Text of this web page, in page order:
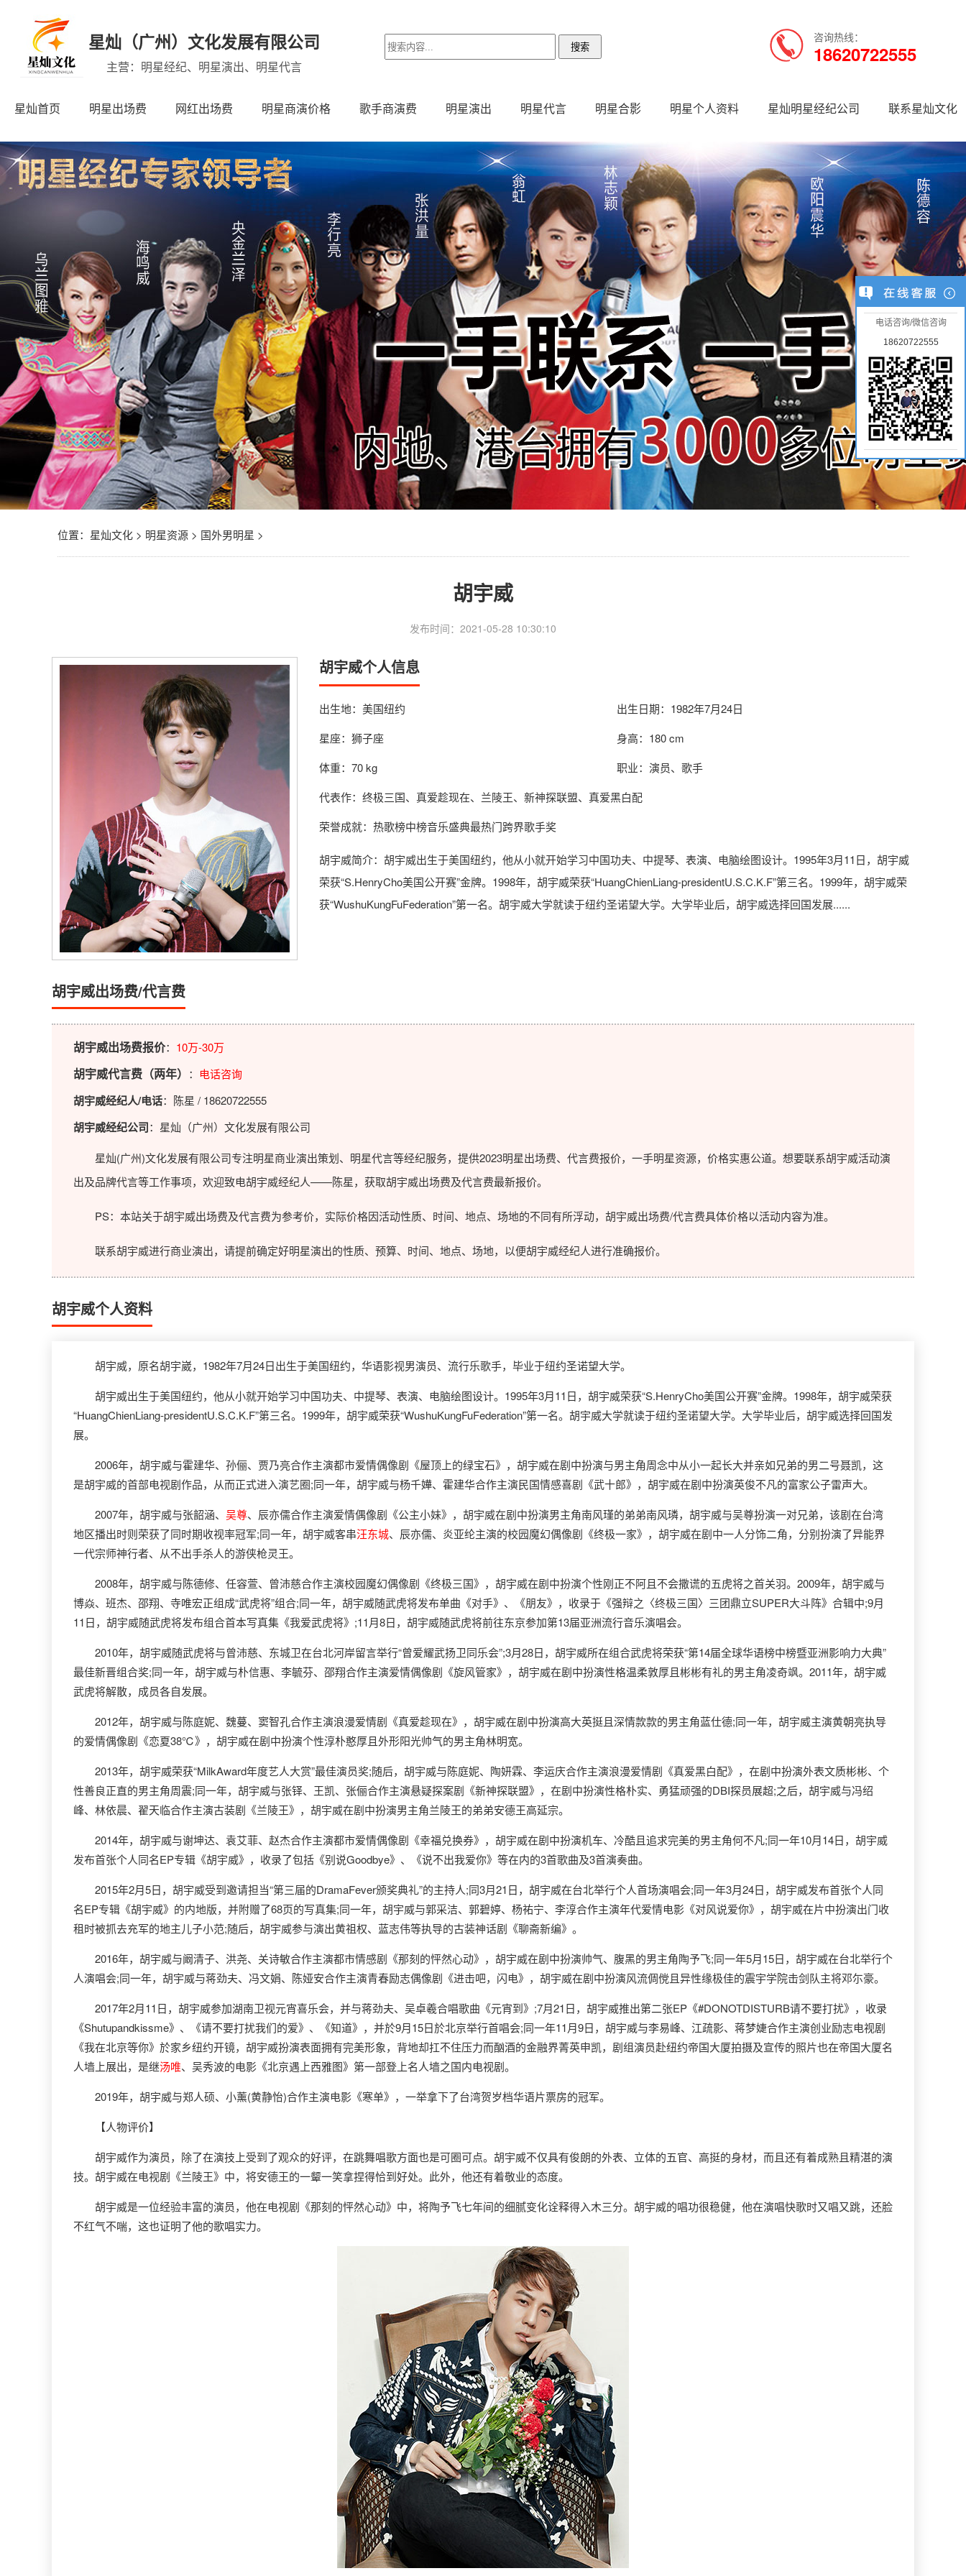
星灿（广州）文化发展有限公司
主营：明星经纪、明星演出、明星代言
咨询热线：
18620722555
星灿首页 明星出场费 网红出场费 明星商演价格 歌手商演费 明星演出 明星代言 明星合影 明星个人资料 星灿明星经纪公司 联系星灿文化
位置： 星灿文化> 明星资源> 国外男明星 >
胡宇威
发布时间：2021-05-28 10:30:10
胡宇威个人信息
出生地：美国纽约
出生日期：1982年7月24日
星座：狮子座
身高：180 cm
体重：70 kg
职业：演员、歌手
代表作：终极三国、真爱趁现在、兰陵王、新神探联盟、真爱黑白配
荣誉成就：热歌榜中榜音乐盛典最热门跨界歌手奖
胡宇威简介：胡宇威出生于美国纽约，他从小就开始学习中国功夫、中提琴、表演、电脑绘图设计。1995年3月11日，胡宇威
荣获“S.HenryCho美国公开赛”金牌。1998年，胡宇威荣获“HuangChienLiang-presidentU.S.C.K.F”第三名。1999年，胡宇威荣
获“WushuKungFuFederation”第一名。胡宇威大学就读于纽约圣诺望大学。大学毕业后，胡宇威选择回国发展......
胡宇威出场费/代言费
胡宇威出场费报价： 10万-30万
胡宇威代言费（两年） ： 电话咨询
胡宇威经纪人/电话：陈星 / 18620722555
胡宇威经纪公司：星灿（广州）文化发展有限公司
星灿(广州)文化发展有限公司专注明星商业演出策划、明星代言等经纪服务，提供2023明星出场费、代言费报价，一手明星资源，价格实惠公道。想要联系胡宇威活动演
出及品牌代言等工作事项，欢迎致电胡宇威经纪人——陈星，获取胡宇威出场费及代言费最新报价。
PS：本站关于胡宇威出场费及代言费为参考价，实际价格因活动性质、时间、地点、场地的不同有所浮动，胡宇威出场费/代言费具体价格以活动内容为准。
联系胡宇威进行商业演出，请提前确定好明星演出的性质、预算、时间、地点、场地，以便胡宇威经纪人进行准确报价。
胡宇威个人资料
胡宇威，原名胡宇崴，1982年7月24日出生于美国纽约，华语影视男演员、流行乐歌手，毕业于纽约圣诺望大学。
胡宇威出生于美国纽约，他从小就开始学习中国功夫、中提琴、表演、电脑绘图设计。1995年3月11日，胡宇威荣获“S.HenryCho美国公开赛”金牌。1998年，胡宇威荣获
“HuangChienLiang-presidentU.S.C.K.F”第三名。1999年，胡宇威荣获“WushuKungFuFederation”第一名。胡宇威大学就读于纽约圣诺望大学。大学毕业后，胡宇威选择回国发
展。
2006年，胡宇威与霍建华、孙俪、贾乃亮合作主演都市爱情偶像剧《屋顶上的绿宝石》，胡宇威在剧中扮演与男主角周念中从小一起长大并亲如兄弟的男二号聂凯，这
是胡宇威的首部电视剧作品，从而正式进入演艺圈;同一年，胡宇威与杨千嬅、霍建华合作主演民国情感喜剧《武十郎》，胡宇威在剧中扮演英俊不凡的富家公子雷声大。
2007年，胡宇威与张韶涵、 吴尊、辰亦儒合作主演爱情偶像剧《公主小妹》，胡宇威在剧中扮演男主角南风瑾的弟弟南风璘，胡宇威与吴尊扮演一对兄弟，该剧在台湾
地区播出时则荣获了同时期收视率冠军;同一年，胡宇威客串汪东城、辰亦儒、炎亚纶主演的校园魔幻偶像剧《终极一家》，胡宇威在剧中一人分饰二角，分别扮演了异能界
一代宗师神行者、从不出手杀人的游侠枪灵王。
2008年，胡宇威与陈德修、任容萱、曾沛慈合作主演校园魔幻偶像剧《终极三国》，胡宇威在剧中扮演个性刚正不阿且不会撒谎的五虎将之首关羽。2009年，胡宇威与
博焱、班杰、邵翔、寺唯宏正组成“武虎将”组合;同一年，胡宇威随武虎将发布单曲《对手》、《朋友》，收录于《强辩之〈终极三国〉三团鼎立SUPER大斗阵》合辑中;9月
11日，胡宇威随武虎将发布组合首本写真集《我爱武虎将》;11月8日，胡宇威随武虎将前往东京参加第13届亚洲流行音乐演唱会。
2010年，胡宇威随武虎将与曾沛慈、东城卫在台北河岸留言举行“曾爱耀武扬卫同乐会”;3月28日，胡宇威所在组合武虎将荣获“第14届全球华语榜中榜暨亚洲影响力大典”
最佳新晋组合奖;同一年，胡宇威与朴信惠、李毓芬、邵翔合作主演爱情偶像剧《旋风管家》，胡宇威在剧中扮演性格温柔敦厚且彬彬有礼的男主角凌奇飒。2011年，胡宇威
武虎将解散，成员各自发展。
2012年，胡宇威与陈庭妮、魏蔓、窦智孔合作主演浪漫爱情剧《真爱趁现在》，胡宇威在剧中扮演高大英挺且深情款款的男主角蓝仕德;同一年，胡宇威主演黄朝亮执导
的爱情偶像剧《恋夏38℃》，胡宇威在剧中扮演个性淳朴憨厚且外形阳光帅气的男主角林明宽。
2013年，胡宇威荣获“MilkAward年度艺人大赏”最佳演员奖;随后，胡宇威与陈庭妮、陶妍霖、李运庆合作主演浪漫爱情剧《真爱黑白配》，在剧中扮演外表文质彬彬、个
性善良正直的男主角周震;同一年，胡宇威与张铎、王凯、张俪合作主演悬疑探案剧《新神探联盟》，在剧中扮演性格朴实、勇猛顽强的DBI探员展超;之后，胡宇威与冯绍
峰、林依晨、翟天临合作主演古装剧《兰陵王》，胡宇威在剧中扮演男主角兰陵王的弟弟安德王高延宗。
2014年，胡宇威与谢坤达、袁艾菲、赵杰合作主演都市爱情偶像剧《幸福兑换券》，胡宇威在剧中扮演机车、冷酷且追求完美的男主角何不凡;同一年10月14日，胡宇威
发布首张个人同名EP专辑《胡宇威》，收录了包括《别说Goodbye》、《说不出我爱你》等在内的3首歌曲及3首演奏曲。
2015年2月5日，胡宇威受到邀请担当“第三届的DramaFever颁奖典礼”的主持人;同3月21日，胡宇威在台北举行个人首场演唱会;同一年3月24日，胡宇威发布首张个人同
名EP专辑《胡宇威》的内地版，并附赠了68页的写真集;同一年，胡宇威与郭采洁、郭碧婷、杨祐宁、李淳合作主演年代爱情电影《对风说爱你》，胡宇威在片中扮演出门收
租时被抓去充军的地主儿子小范;随后，胡宇威参与演出黄祖权、蓝志伟等执导的古装神话剧《聊斋新编》。
2016年，胡宇威与阚清子、洪尧、关诗敏合作主演都市情感剧《那刻的怦然心动》，胡宇威在剧中扮演帅气、腹黑的男主角陶予飞;同一年5月15日，胡宇威在台北举行个
人演唱会;同一年，胡宇威与蒋劲夫、冯文娟、陈娅安合作主演青春励志偶像剧《进击吧，闪电》，胡宇威在剧中扮演风流倜傥且异性缘极佳的震宇学院击剑队主将邓尓豪。
2017年2月11日，胡宇威参加湖南卫视元宵喜乐会，并与蒋劲夫、吴卓羲合唱歌曲《元宵到》;7月21日，胡宇威推出第二张EP《#DONOTDISTURB请不要打扰》，收录
《Shutupandkissme》、《请不要打扰我们的爱》、《知道》，并於9月15日於北京举行首唱会;同一年11月9日，胡宇威与李易峰、江疏影、蒋梦婕合作主演创业励志电视剧
《我在北京等你》於家乡纽约开镜，胡宇威扮演表面拥有完美形象，背地却扛不住压力而酗酒的金融界菁英申凯，剧组演员赴纽约帝国大厦拍摄及宣传的照片也在帝国大厦名
人墙上展出，是继汤唯、吴秀波的电影《北京遇上西雅图》第一部登上名人墙之国内电视剧。
2019年，胡宇威与郑人硕、小薰(黄静怡)合作主演电影《寒单》，一举拿下了台湾贺岁档华语片票房的冠军。
【人物评价】
胡宇威作为演员，除了在演技上受到了观众的好评，在跳舞唱歌方面也是可圈可点。胡宇威不仅具有俊朗的外表、立体的五官、高挺的身材，而且还有着成熟且精湛的演
技。胡宇威在电视剧《兰陵王》中，将安德王的一颦一笑拿捏得恰到好处。此外，他还有着敬业的态度。
胡宇威是一位经验丰富的演员，他在电视剧《那刻的怦然心动》中，将陶予飞七年间的细腻变化诠释得入木三分。胡宇威的唱功很稳健，他在演唱快歌时又唱又跳，还脸
不红气不喘，这也证明了他的歌唱实力。
电话咨询/微信咨询
18620722555